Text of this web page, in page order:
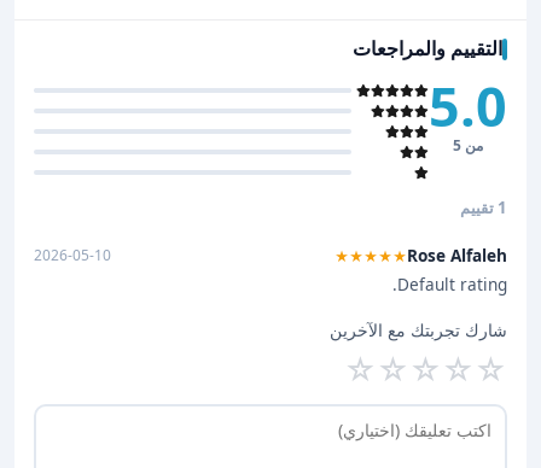
التقييم والمراجعات
5.0
من 5
1 تقييم
Rose Alfaleh
★★★★★
2026-05-10
Default rating.
شارك تجربتك مع الآخرين
☆
☆
☆
☆
☆